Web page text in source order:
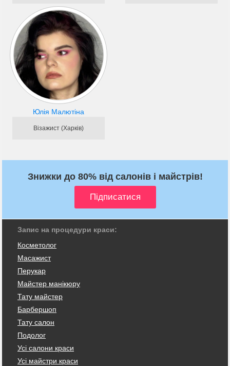
Юлія Малютіна
Візажист (Харків)
Знижки до 80% від салонів і майстрів!
Запис на процедури краси:
Косметолог
Масажист
Перукар
Майстер манікюру
Тату майстер
Барбершоп
Тату салон
Подолог
Усі салони краси
Усі майстри краси